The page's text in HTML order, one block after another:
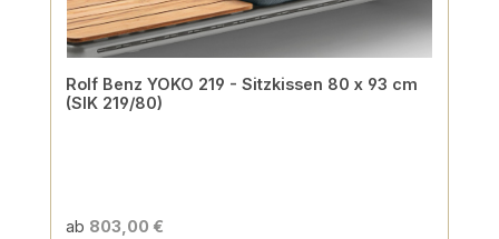
Rolf Benz YOKO 219 - Sitzkissen 80 x 93 cm
(SIK 219/80)
ab 803,00 €